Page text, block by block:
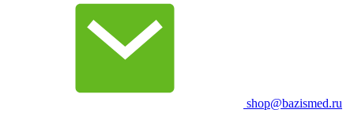
shop@bazismed.ru